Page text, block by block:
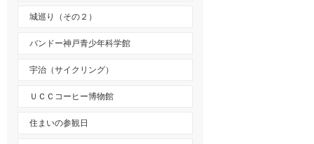
城巡り（その２）
バンドー神戸青少年科学館
宇治（サイクリング）
ＵＣＣコーヒー博物館
住まいの参観日